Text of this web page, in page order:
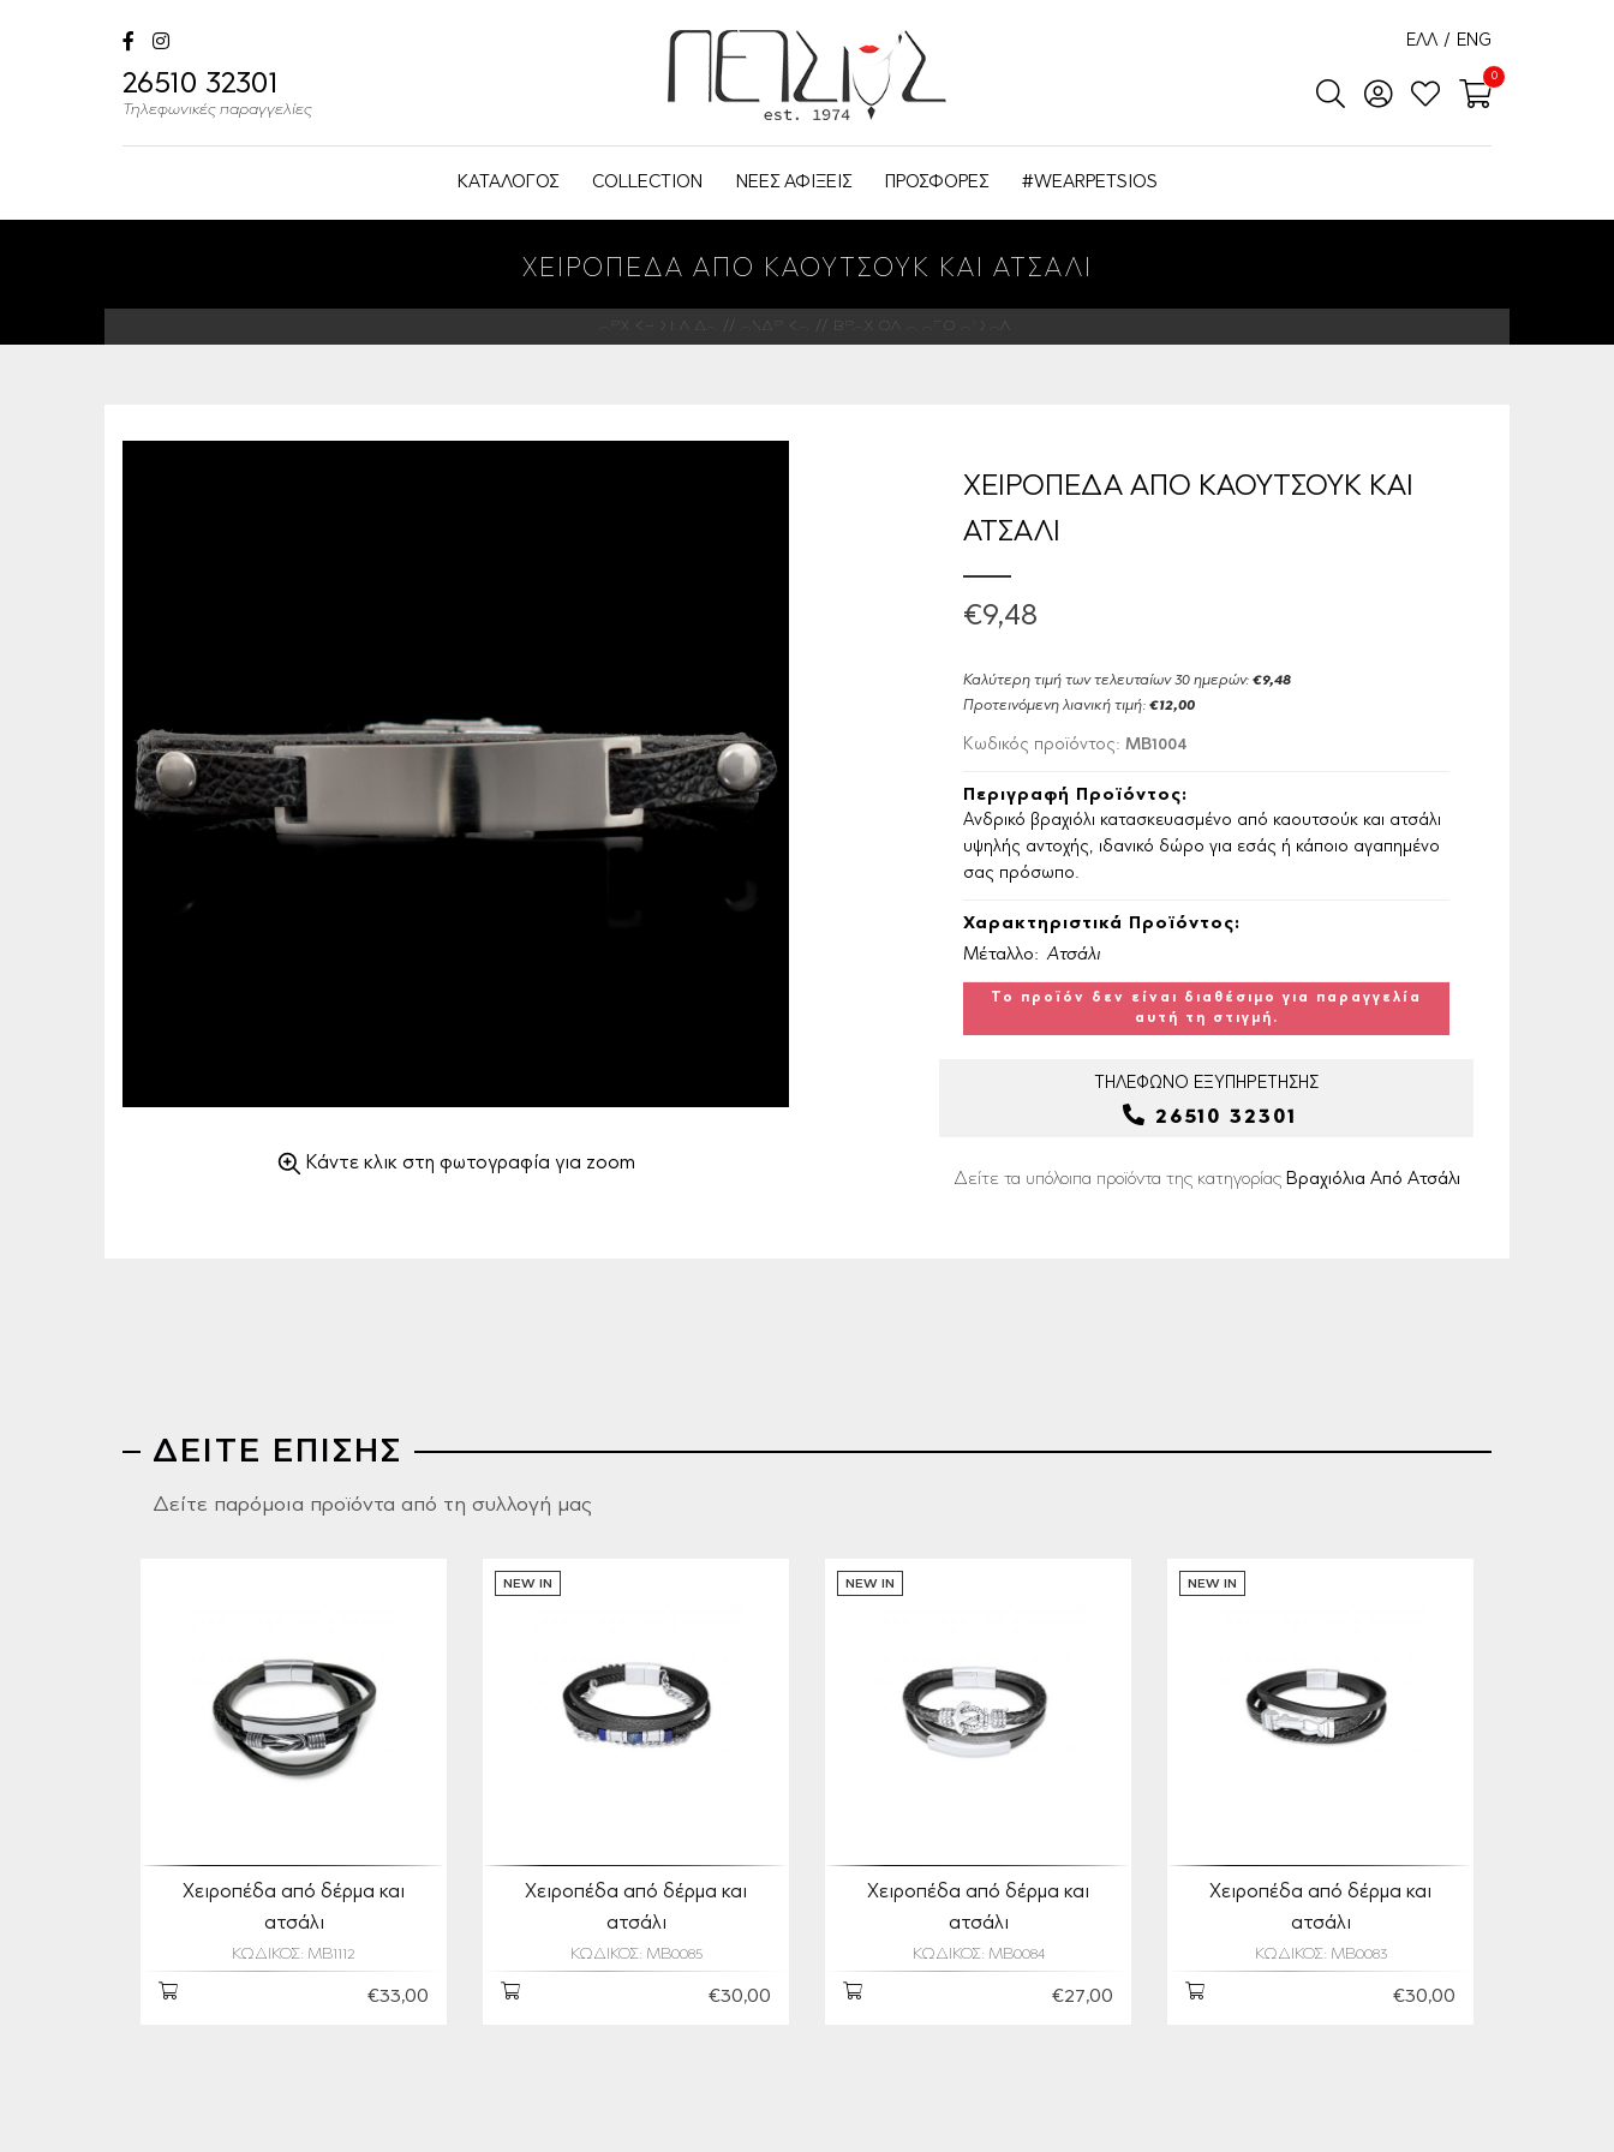
26510 32301
Τηλεφωνικές παραγγελίες
ΕΛΛ / ENG
0
ΚΑΤΑΛΟΓΟΣ COLLECTION ΝΕΕΣ ΑΦΙΞΕΙΣ ΠΡΟΣΦΟΡΕΣ #WEARPETSIOS
ΧΕΙΡΟΠΕΔΑ ΑΠΟ ΚΑΟΥΤΣΟΥΚ ΚΑΙ ΑΤΣΑΛΙ
ΑΡΧΙΚΗ ΣΕΛΙΔΑ ΑΝΔΡΙΚΑ ΒΡΑΧΙΟΛΙΑ ΑΠΟ ΑΤΣΑΛΙ
Κάντε κλικ στη φωτογραφία για zoom
ΧΕΙΡΟΠΕΔΑ ΑΠΟ ΚΑΟΥΤΣΟΥΚ ΚΑΙ
ΑΤΣΑΛΙ
€9,48
Καλύτερη τιμή των τελευταίων 30 ημερών: €9,48
Προτεινόμενη λιανική τιμή: €12,00
Κωδικός προϊόντος: MB1004
Περιγραφή Προϊόντος:
Ανδρικό βραχιόλι κατασκευασμένο από καουτσούκ και ατσάλι
υψηλής αντοχής, ιδανικό δώρο για εσάς ή κάποιο αγαπημένο
σας πρόσωπο.
Χαρακτηριστικά Προϊόντος:
Μέταλλο: Ατσάλι
Το προϊόν δεν είναι διαθέσιμο για παραγγελία
αυτή τη στιγμή.
ΤΗΛΕΦΩΝΟ ΕΞΥΠΗΡΕΤΗΣΗΣ
26510 32301
Δείτε τα υπόλοιπα προϊόντα της κατηγορίας Βραχιόλια Από Ατσάλι
ΔΕΙΤΕ ΕΠΙΣΗΣ
Δείτε παρόμοια προϊόντα από τη συλλογή μας
Χειροπέδα από δέρμα και
ατσάλι
ΚΩΔΙΚΟΣ: MB1112
€33,00
NEW IN
Χειροπέδα από δέρμα και
ατσάλι
ΚΩΔΙΚΟΣ: MB0085
€30,00
NEW IN
Χειροπέδα από δέρμα και
ατσάλι
ΚΩΔΙΚΟΣ: MB0084
€27,00
NEW IN
Χειροπέδα από δέρμα και
ατσάλι
ΚΩΔΙΚΟΣ: MB0083
€30,00